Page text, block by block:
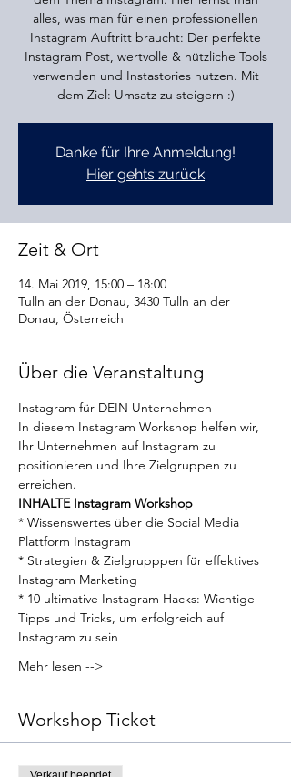
alles, was man für einen professionellen
Instagram Auftritt braucht: Der perfekte
Instagram Post, wertvolle & nützliche Tools
verwenden und Instastories nutzen. Mit
dem Ziel: Umsatz zu steigern :)
Danke für Ihre Anmeldung!
Hier gehts zurück
Zeit & Ort
14. Mai 2019, 15:00 – 18:00
Tulln an der Donau, 3430 Tulln an der
Donau, Österreich
Über die Veranstaltung
Instagram für DEIN Unternehmen
In diesem Instagram Workshop helfen wir,
Ihr Unternehmen auf Instagram zu
positionieren und Ihre Zielgruppen zu
erreichen.
INHALTE Instagram Workshop
* Wissenswertes über die Social Media
Plattform Instagram
* Strategien & Zielgrupppen für effektives
Instagram Marketing
* 10 ultimative Instagram Hacks: Wichtige
Tipps und Tricks, um erfolgreich auf
Instagram zu sein
Mehr lesen -->
Workshop Ticket